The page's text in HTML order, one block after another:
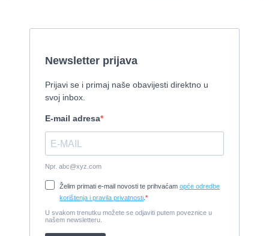
1954, 16,60 x 5,10 m, FAMOS 129 KW
Tender Williams 325 TurboJet - sniženo!
Cijena:7.990 EUR
Damor 900 FURIA - EXTRA OPREMA - PRILIKA - SNIŽENA
CIJENA
Cijena:
Prodajem jedrilicu ELAN 31 S
Cijena:27.000 EUR
Gulet Hera
Cijena:35 EUR